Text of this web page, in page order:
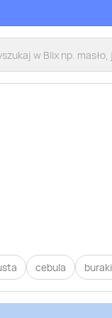
cebula buraki